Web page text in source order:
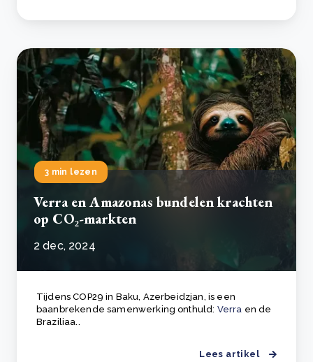
3 min lezen
Verra en Amazonas bundelen krachten
op CO₂-markten
2 dec, 2024
Tijdens COP29 in Baku, Azerbeidzjan, is een
baanbrekende samenwerking onthuld: Verra en de
Braziliaa..
Lees artikel